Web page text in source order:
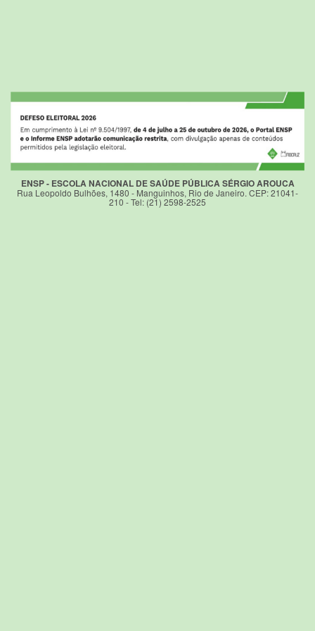
ENSP - ESCOLA NACIONAL DE SAÚDE PÚBLICA SÉRGIO AROUCA
Rua Leopoldo Bulhões, 1480 - Manguinhos, Rio de Janeiro. CEP: 21041-
210 - Tel: (21) 2598-2525